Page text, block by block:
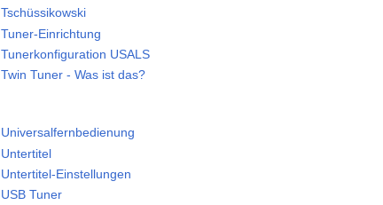
Tschüssikowski
Tuner-Einrichtung
Tunerkonfiguration USALS
Twin Tuner - Was ist das?
Universalfernbedienung
Untertitel
Untertitel-Einstellungen
USB Tuner